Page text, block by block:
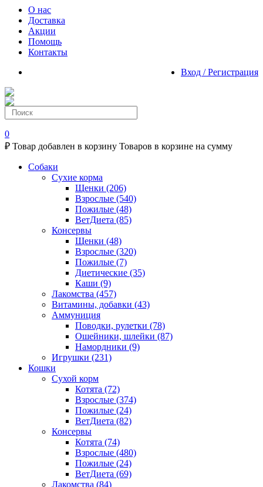
О нас
Доставка
Акции
Помощь
Контакты
Вход / Регистрация
0
₽ Товар добавлен в корзину Товаров в корзине на сумму
Собаки
Сухие корма
Щенки (206)
Взрослые (540)
Пожилые (48)
ВетДиета (85)
Консервы
Щенки (48)
Взрослые (320)
Пожилые (7)
Диетические (35)
Каши (9)
Лакомства (457)
Витамины, добавки (43)
Аммуниция
Поводки, рулетки (78)
Ошейники, шлейки (87)
Намордники (9)
Игрушки (231)
Кошки
Сухой корм
Котята (72)
Взрослые (374)
Пожилые (24)
ВетДиета (82)
Консервы
Котята (74)
Взрослые (480)
Пожилые (24)
ВетДиета (69)
Лакомства (84)